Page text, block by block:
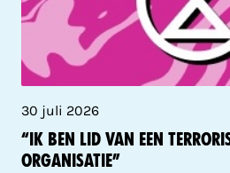
30 juli 2026
“Ik ben lid van een
organisatie”